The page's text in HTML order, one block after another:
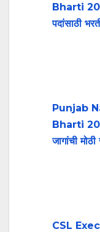
Bharti
पदांसाठी
Punjab
Bharti
जागांची
CSL